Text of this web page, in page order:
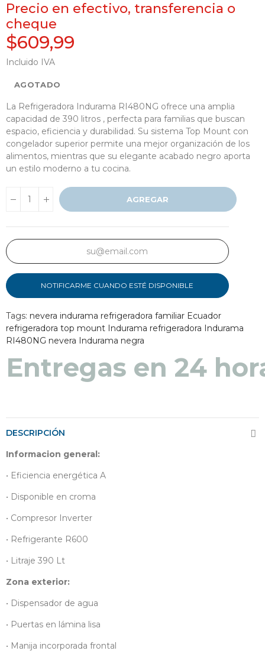
Precio en efectivo, transferencia o
cheque
$609,99
Incluido IVA
AGOTADO
La Refrigeradora Indurama RI480NG ofrece una amplia
capacidad de 390 litros , perfecta para familias que buscan
espacio, eficiencia y durabilidad. Su sistema Top Mount con
congelador superior permite una mejor organización de los
alimentos, mientras que su elegante acabado negro aporta
un estilo moderno a tu cocina.
AGREGAR
NOTIFICARME CUANDO ESTÉ DISPONIBLE
Tags: nevera indurama refrigeradora familiar Ecuador
refrigeradora top mount Indurama refrigeradora Indurama
RI480NG nevera Indurama negra
Entregas en 48 a
DESCRIPCIÓN
Informacion general:
• Eficiencia energética A
• Disponible en croma
• Compresor Inverter
• Refrigerante R600
• Litraje 390 Lt
Zona exterior:
• Dispensador de agua
• Puertas en lámina lisa
• Manija incorporada frontal